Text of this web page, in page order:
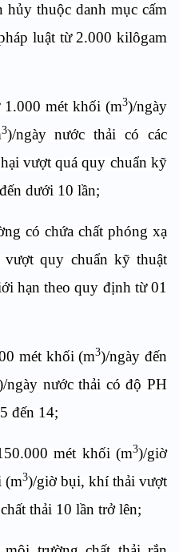
hủy thuộc danh mục cấm
luật từ 2.000 kilôgam
mét khối (m3)/ngày
3)/ngày nước thải có các
vượt quá quy chuẩn kỹ
dưới 10 lần;
có chứa chất phóng xạ
quy chuẩn kỹ thuật
hạn theo quy định từ 01
mét khối (m3)/ngày đến
ngày nước thải có độ PH
đến 14;
mét khối (m3)/giờ
(m3)/giờ bụi, khí thải vượt
thải 10 lần trở lên;